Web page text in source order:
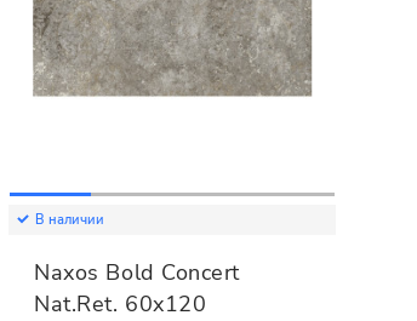
В наличии
Naxos Bold Concert
Nat.Ret. 60x120